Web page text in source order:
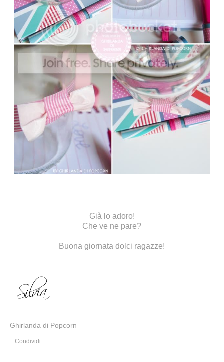
Già lo adoro!
Che ve ne pare?
Buona giornata dolci ragazze!
Ghirlanda di Popcorn
Condividi